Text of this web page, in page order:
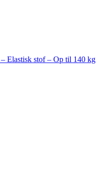
Elastisk stof – Op til 140 kg